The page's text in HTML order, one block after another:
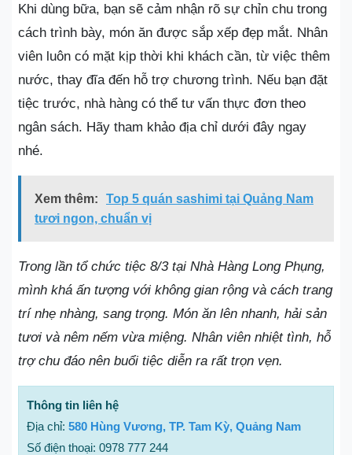
Khi dùng bữa, bạn sẽ cảm nhận rõ sự chỉn chu trong
cách trình bày, món ăn được sắp xếp đẹp mắt. Nhân
viên luôn có mặt kịp thời khi khách cần, từ việc thêm
nước, thay đĩa đến hỗ trợ chương trình. Nếu bạn đặt
tiệc trước, nhà hàng có thể tư vấn thực đơn theo
ngân sách. Hãy tham khảo địa chỉ dưới đây ngay
nhé.
Xem thêm:
Top 5 quán sashimi tại Quảng Nam
tươi ngon, chuẩn vị
Trong lần tổ chức tiệc 8/3 tại Nhà Hàng Long Phụng,
mình khá ấn tượng với không gian rộng và cách trang
trí nhẹ nhàng, sang trọng. Món ăn lên nhanh, hải sản
tươi và nêm nếm vừa miệng. Nhân viên nhiệt tình, hỗ
trợ chu đáo nên buổi tiệc diễn ra rất trọn vẹn.
Thông tin liên hệ
Địa chỉ: 580 Hùng Vương, TP. Tam Kỳ, Quảng Nam
Số điện thoại: 0978 777 244